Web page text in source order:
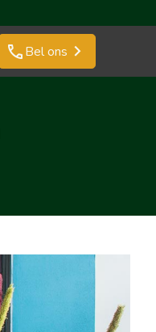
phoneBel ons